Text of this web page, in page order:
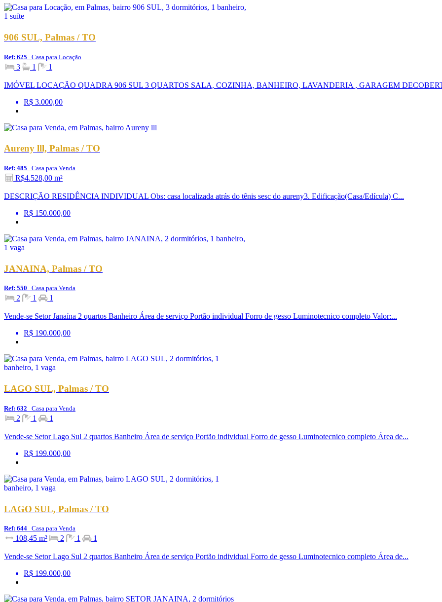
906 SUL, Palmas / TO
Ref: 625 Casa para Locação
3 1 1
IMÓVEL LOCAÇÃO QUADRA 906 SUL 3 QUARTOS SALA, COZINHA, BANHEIRO, LAVANDERIA , GARAGEM
R$ 3.000,00
Aureny lll, Palmas / TO
Ref: 485 Casa para Venda
R$4.528,00 m²
DESCRIÇÃO RESIDÊNCIA INDIVIDUAL Obs: casa localizada atrás do tênis sesc do aureny3. Edificação(Casa/Edícula) C...
R$ 150.000,00
JANAINA, Palmas / TO
Ref: 550 Casa para Venda
2 1 1
Vende-se Setor Janaína 2 quartos Banheiro Área de serviço Portão individual Forro de gesso Luminotecnico completo Valor:...
R$ 190.000,00
LAGO SUL, Palmas / TO
Ref: 632 Casa para Venda
2 1 1
Vende-se Setor Lago Sul 2 quartos Banheiro Área de serviço Portão individual Forro de gesso Luminotecnico completo Área de...
R$ 199.000,00
LAGO SUL, Palmas / TO
Ref: 644 Casa para Venda
108,45 m² 2 1 1
Vende-se Setor Lago Sul 2 quartos Banheiro Área de serviço Portão individual Forro de gesso Luminotecnico completo Área de...
R$ 199.000,00